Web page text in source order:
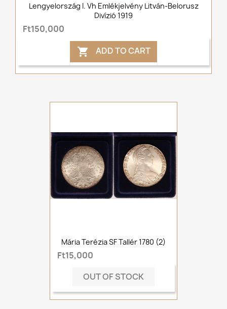
Lengyelország I. Vh Emlékjelvény Litván-Belorusz
Divízió 1919
Ft150,000
 ADD TO CART
Mária Terézia SF Tallér 1780 (2)
Ft15,000
OUT OF STOCK